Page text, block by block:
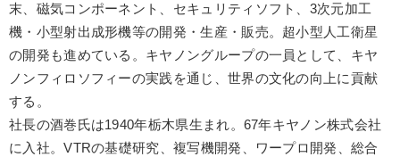
末、磁気コンポーネント、セキュリティソフト、3次元加工
機・小型射出成形機等の開発・生産・販売。超小型人工衛星
の開発も進めている。キヤノングループの一員として、キヤ
ノンフィロソフィーの実践を通じ、世界の文化の向上に貢献
する。
社長の酒巻氏は1940年栃木県生まれ。67年キヤノン株式会社
に入社。VTRの基礎研究、複写機開発、ワープロ開発、総合